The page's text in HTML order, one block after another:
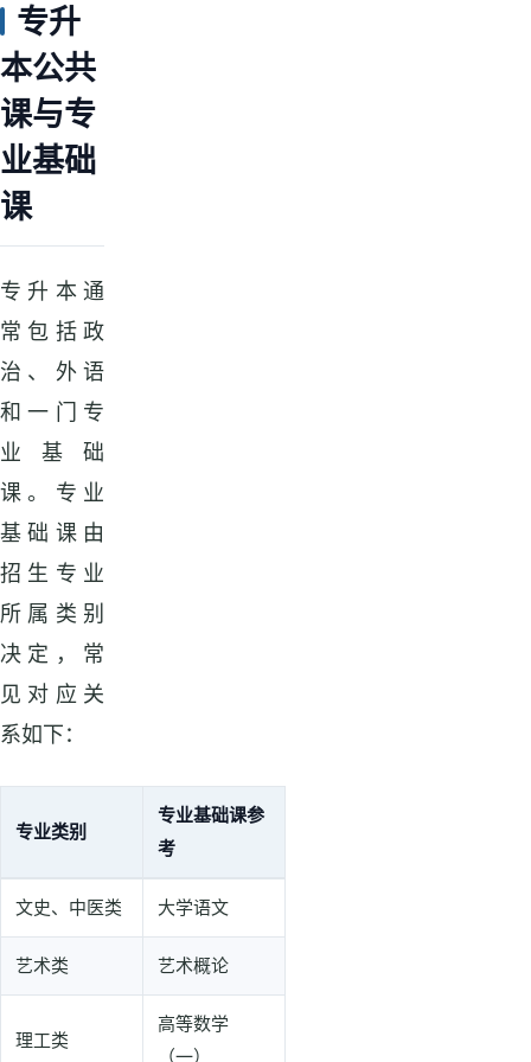
专升
本公共
课与专
业基础
课
专升本通
常包括政
治、外语
和一门专
业基础
课。专业
基础课由
招生专业
所属类别
决定，常
见对应关
系如下：
专业类别
专业基础课参
考
文史、中医类 大学语文
艺术类 艺术概论
理工类
高等数学
（一）